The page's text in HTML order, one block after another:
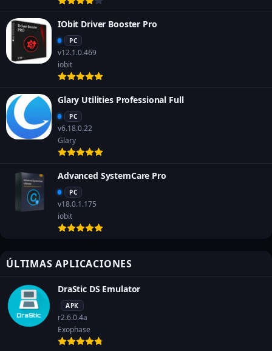
IObit Driver Booster Pro
PC
v12.1.0.469
iobit
Glary Utilities Professional Full
PC
v6.18.0.22
Glary
Advanced SystemCare Pro
PC
v18.0.1.175
iobit
ÚLTIMAS APLICACIONES
DraStic DS Emulator
APK
r2.6.0.4a
Exophase